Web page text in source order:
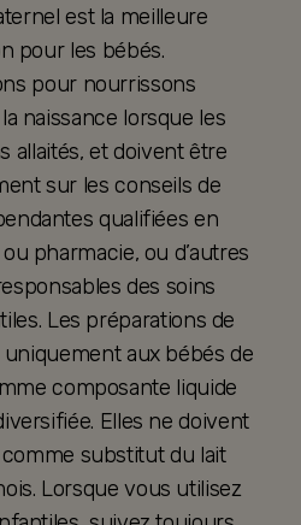
est la meilleure
pour les bébés.
pour nourrissons
naissance lorsque les
allaités, et doivent être
sur les conseils de
qualifiées en
pharmacie, ou d’autres
des soins
Les préparations de
aux bébés de
composante liquide
Elles ne doivent
substitut du lait
Lorsque vous utilisez